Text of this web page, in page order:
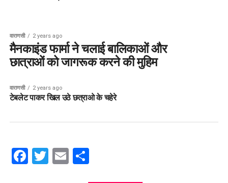
वाराणसी 2 years ago
मैनकाइंड फार्मा ने चलाई बालिकाओं और
छात्राओं को जागरू‌क करने की मुहिम
वाराणसी 2 years ago
टेबलेट पाकर खिल उठे छत्राओ के चहेरे
Facebook
Twitter
EmailShare